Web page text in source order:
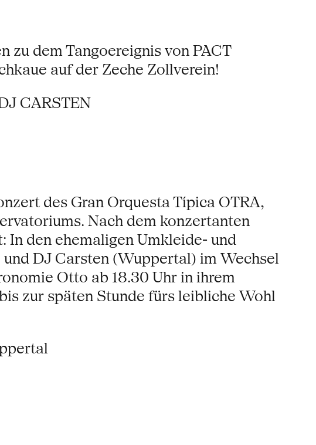
zu dem Tangoereignis von PACT
auf der Zeche Zollverein!
CARSTEN
des Gran Orquesta Típica OTRA,
Nach dem konzertanten
In den ehemaligen Umkleide- und
DJ Carsten (Wuppertal) im Wechsel
Otto ab 18.30 Uhr in ihrem
zur späten Stunde fürs leibliche Wohl